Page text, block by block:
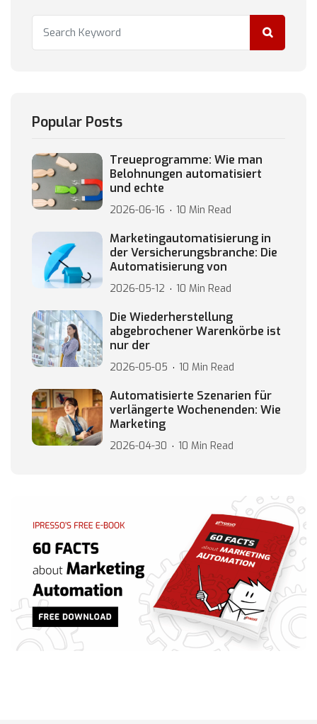
Popular Posts
Treueprogramme: Wie man
Belohnungen automatisiert
und echte
2026-06-16 10 Min Read
Marketingautomatisierung in
der Versicherungsbranche: Die
Automatisierung von
2026-05-12 10 Min Read
Die Wiederherstellung
abgebrochener Warenkörbe ist
nur der
2026-05-05 10 Min Read
Automatisierte Szenarien für
verlängerte Wochenenden: Wie
Marketing
2026-04-30 10 Min Read